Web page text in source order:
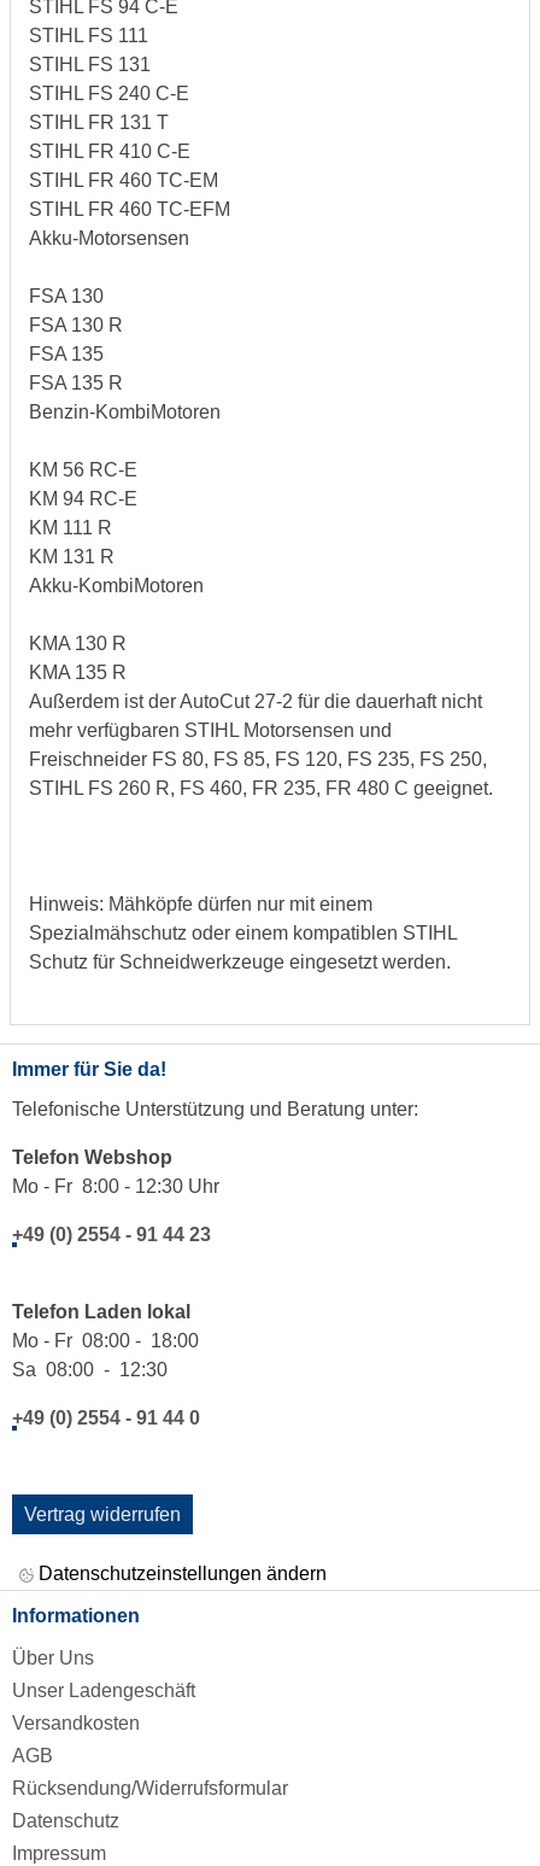
STIHL FS 94 C-E
STIHL FS 111
STIHL FS 131
STIHL FS 240 C-E
STIHL FR 131 T
STIHL FR 410 C-E
STIHL FR 460 TC-EM
STIHL FR 460 TC-EFM
Akku-Motorsensen
FSA 130
FSA 130 R
FSA 135
FSA 135 R
Benzin-KombiMotoren
KM 56 RC-E
KM 94 RC-E
KM 111 R
KM 131 R
Akku-KombiMotoren
KMA 130 R
KMA 135 R
Außerdem ist der AutoCut 27-2 für die dauerhaft nicht
mehr verfügbaren STIHL Motorsensen und
Freischneider FS 80, FS 85, FS 120, FS 235, FS 250,
STIHL FS 260 R, FS 460, FR 235, FR 480 C geeignet.
Hinweis: Mähköpfe dürfen nur mit einem
Spezialmähschutz oder einem kompatiblen STIHL
Schutz für Schneidwerkzeuge eingesetzt werden.
Immer für Sie da!
Telefonische Unterstützung und Beratung unter:
Telefon Webshop
Mo - Fr 8:00 - 12:30 Uhr
+49 (0) 2554 - 91 44 23
Telefon Laden lokal
Mo - Fr 08:00 - 18:00
Sa 08:00 - 12:30
+49 (0) 2554 - 91 44 0
Vertrag widerrufen
Datenschutzeinstellungen ändern
Informationen
Über Uns
Unser Ladengeschäft
Versandkosten
AGB
Rücksendung/Widerrufsformular
Datenschutz
Impressum